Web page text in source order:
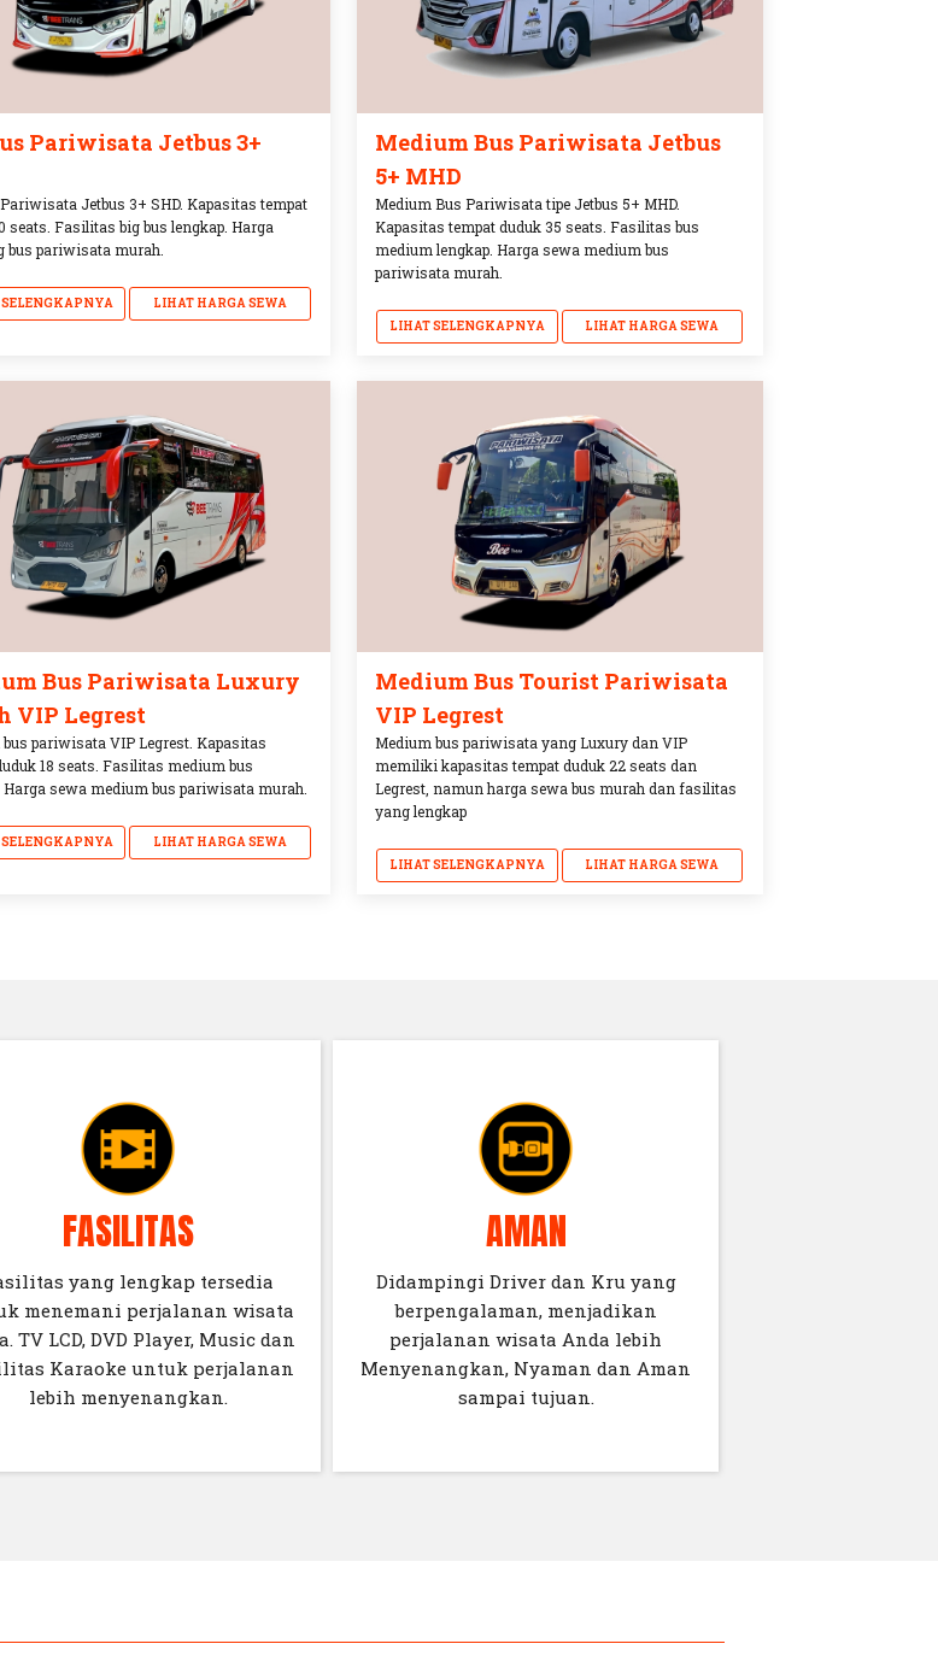
Pariwisata Jetbus 3+
Jetbus 3+ SHD. Kapasitas tempat
seats. Fasilitas big bus lengkap. Harga
bus pariwisata murah.
LIHAT HARGA SEWA
Medium Bus Pariwisata Jetbus
5+ MHD
Medium Bus Pariwisata tipe Jetbus 5+ MHD.
Kapasitas tempat duduk 35 seats. Fasilitas bus
medium lengkap. Harga sewa medium bus
pariwisata murah.
LIHAT SELENGKAPNYA LIHAT HARGA SEWA
Bus Pariwisata Luxury
VIP Legrest
pariwisata VIP Legrest. Kapasitas
18 seats. Fasilitas medium bus
Harga sewa medium bus pariwisata murah.
LIHAT HARGA SEWA
Medium Bus Tourist Pariwisata
VIP Legrest
Medium bus pariwisata yang Luxury dan VIP
memiliki kapasitas tempat duduk 22 seats dan
Legrest, namun harga sewa bus murah dan fasilitas
yang lengkap
LIHAT SELENGKAPNYA LIHAT HARGA SEWA
FASILITAS
yang lengkap tersedia
menemani perjalanan wisata
TV LCD, DVD Player, Music dan
Karaoke untuk perjalanan
lebih menyenangkan.
AMAN
Didampingi Driver dan Kru yang
berpengalaman, menjadikan
perjalanan wisata Anda lebih
Menyenangkan, Nyaman dan Aman
sampai tujuan.